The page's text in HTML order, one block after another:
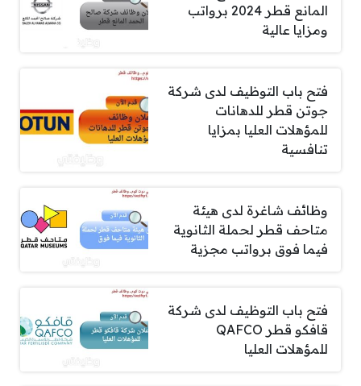
المانع قطر 2024 برواتب
ومزايا عالية
فتح باب التوظيف لدى شركة
جوتن قطر للدهانات
للمؤهلات العليا بمزايا
تنافسية
وظائف شاغرة لدى هيئة
متاحف قطر لحملة الثانوية
فيما فوق برواتب مجزية
فتح باب التوظيف لدى شركة
قافكو قطر QAFCO
للمؤهلات العليا